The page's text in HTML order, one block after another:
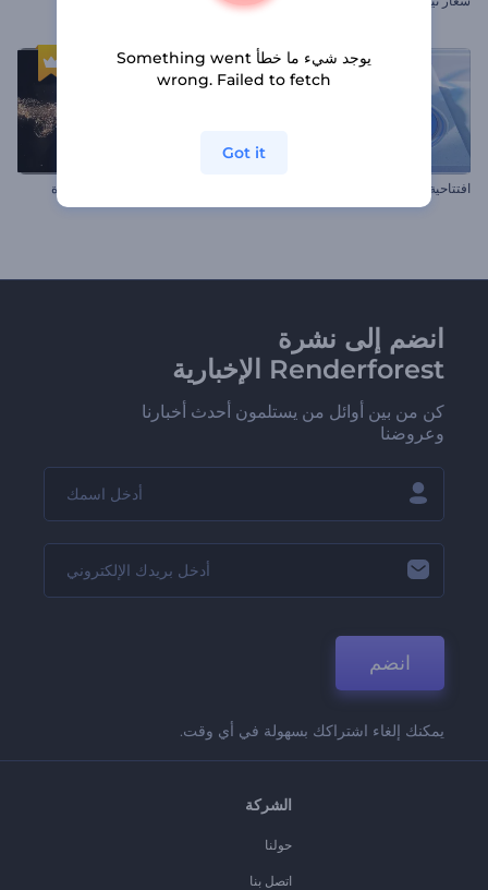
افتتاحية طبقة دائرية ثلاثية الأبعاد افتتاحية الجسيمات الذهبية الفاخرة
انضم إلى نشرة
Renderforest الإخبارية
كن من بين أوائل من يستلمون أحدث أخبارنا
وعروضنا
انضم
يمكنك إلغاء اشتراكك بسهولة في أي وقت.
الشركة
حولنا
اتصل بنا
يوجد شيء ما خطأ Something went
wrong. Failed to fetch
Got it